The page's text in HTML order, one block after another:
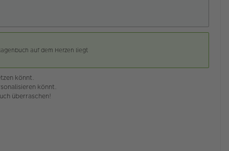
auf dem Herzen liegt
könnt.
könnt.
überraschen!